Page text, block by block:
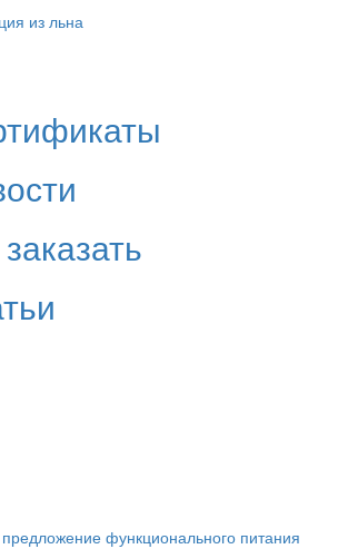
из льна
функционального питания